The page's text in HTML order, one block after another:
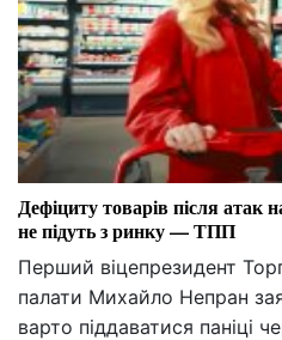
Дефіциту товарів після атак
не підуть з ринку — ТПП
Перший віцепрезидент
палати Михайло Непран
варто піддаватися паніці